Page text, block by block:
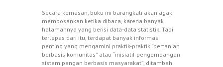
Secara kemasan, buku ini barangkali akan agak
membosankan ketika dibaca, karena banyak
halamannya yang berisi data-data statistik. Tapi
terlepas dari itu, terdapat banyak informasi
penting yang mengamini praktik-praktik “pertanian
berbasis komunitas” atau “inisiatif pengembangan
sistem pangan berbasis masyarakat”, ditambah